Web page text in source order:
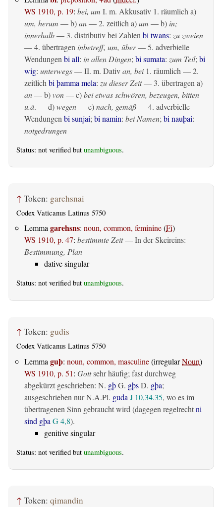
WS 1910, p. 19: bei, um I. m. Akkusativ 1. räumlich a)
um, herum — b)an— 2. zeitlich a)um — b) in;
innerhalb— 3. distributiv bei Zahlen bi twans: zu zweien
— 4. übertragen inbetreff, um, über— 5. adverbielle
Wendungen bi all: in allen Dingen; bi sumata: zum Teil; bi
wig: unterwegs— II. m. Dativan, bei1. räumlich — 2.
zeitlich bi þamma mela: zu dieser Zeit— 3. übertragen a)
an— b)von— c)bei etwas schwören, bezeugen, bitten
u.ä. — d)wegen— e)nach, gemäß— 4. adverbielle
Wendungen bi sunjai; bi namin: bei Namen; bi nauþai:
notgedrungen
Status: not verified but unambiguous.
↑ Token: garehsnai
Codex Vaticanus Latinus 5750
Lemmagarehsns: noun, common, feminine(Fi)
WS 1910, p. 47: bestimmte Zeit— In der Skeireins:
Bestimmung, Plan
dative singular
Status: not verified but unambiguous.
↑ Token: gudis
Codex Vaticanus Latinus 5750
Lemma guþ: noun, common, masculine(irregularNoun)
WS 1910, p. 51: Gottsehr häufig; fast durchweg
abgekürzt geschrieben: N. gþG. gþsD. gþa;
ausgeschrieben nur N.A.Pl. guda J 10,34.35, wo es im
übertragenen Sinn gebraucht wird (dagegen regelrechtni
sind gþa G 4,8).
genitive singular
Status: not verified but unambiguous.
↑ Token: qimandin